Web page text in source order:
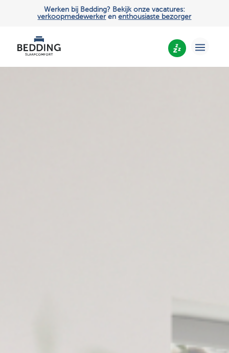
Werken bij Bedding? Bekijk onze vacatures:
verkoopmedewerkerenenthousiaste bezorger